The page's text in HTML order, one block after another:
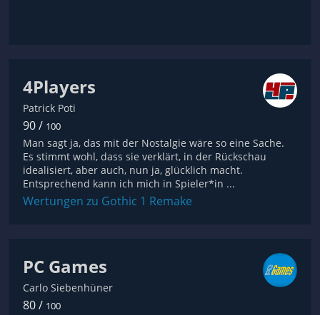
4Players
Patrick Poti
90 / 100
Man sagt ja, das mit der Nostalgie wäre so eine Sache.
Es stimmt wohl, dass sie verklärt, in der Rückschau
idealisiert, aber auch, nun ja, glücklich macht.
Entsprechend kann ich mich in Spieler*in ...
Wertungen zu Gothic 1 Remake
PC Games
Carlo Siebenhüner
80 / 100